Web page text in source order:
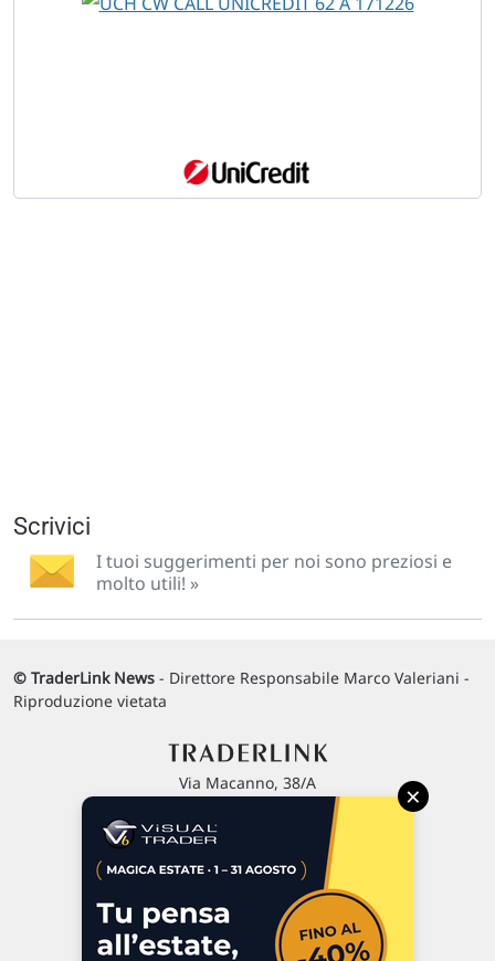
Scrivici
I tuoi suggerimenti per noi sono preziosi e
molto utili! »
© TraderLink News - Direttore Responsabile Marco Valeriani -
Riproduzione vietata
Via Macanno, 38/A
P.IVA 02 452 460 401
Commenti e segnalazioni
×